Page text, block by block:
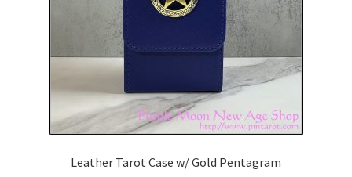
Leather Tarot Case w/ Gold Pentagram